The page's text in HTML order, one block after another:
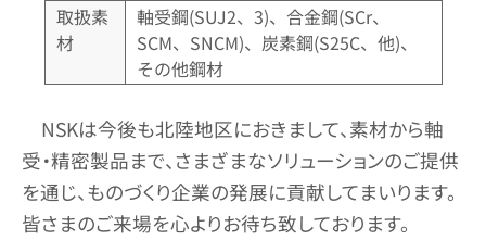
取扱素
材
軸受鋼(SUJ2、3)、合金鋼(SCr、
SCM、SNCM)、炭素鋼(S25C、他)、
その他鋼材
NSKは今後も北陸地区におきまして、素材から軸
受・精密製品まで、さまざまなソリューションのご提供
を通じ、ものづくり企業の発展に貢献してまいります。
皆さまのご来場を心よりお待ち致しております。